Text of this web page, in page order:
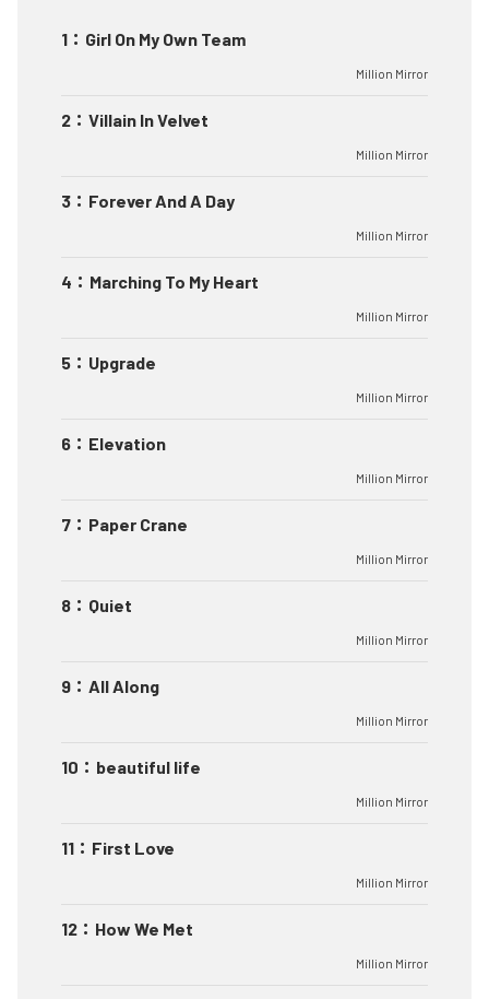
1 ： Girl On My Own Team
Million Mirror
2 ： Villain In Velvet
Million Mirror
3 ： Forever And A Day
Million Mirror
4 ： Marching To My Heart
Million Mirror
5 ： Upgrade
Million Mirror
6 ： Elevation
Million Mirror
7 ： Paper Crane
Million Mirror
8 ： Quiet
Million Mirror
9 ： All Along
Million Mirror
10 ： beautiful life
Million Mirror
11 ： First Love
Million Mirror
12 ： How We Met
Million Mirror